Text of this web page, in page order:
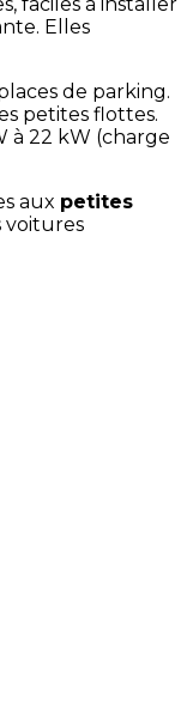
faciles à installer
Elles
de parking.
petites flottes.
à 22 kW (charge
aux petites
voitures